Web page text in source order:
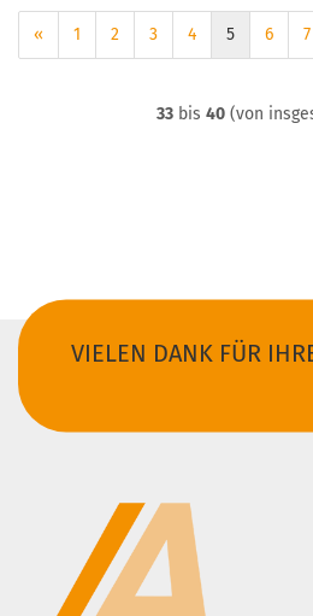
« 1 2 3 4 5 6 7
33bis 40(von
VIELEN DANK FÜR